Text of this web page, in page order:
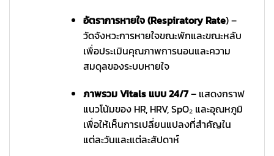
อัตราการหายใจ (Respiratory Rate) –
วัดจังหวะการหายใจขณะพักและขณะหลับ
เพื่อประเมินคุณภาพการนอนและความ
สมดุลของระบบหายใจ
ภาพรวม Vitals แบบ 24/7– แสดงกราฟ
แนวโน้มของ HR, HRV, SpO₂ และอุณหภูมิ
เพื่อให้เห็นการเปลี่ยนแปลงที่สำคัญใน
แต่ละวันและแต่ละสัปดาห์